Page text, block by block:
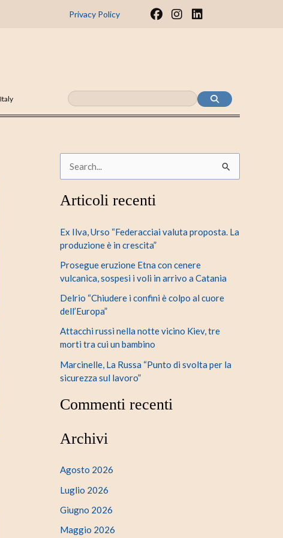
Privacy Policy
F
I
m
L
n
r
a
:
Articoli recenti
Ex Ilva, Urso “Federacciai valuta proposta. La
produzione è in crescita”
Prosegue eruzione Etna con cenere
vulcanica, sospesi i voli in arrivo a Catania
Delrio “Chiudere i confini è colpo al cuore
dell’Europa”
Attacchi russi nella notte vicino Kiev, tre
morti tra cui un bambino
Marcinelle, La Russa “Punto di svolta per la
sicurezza sul lavoro”
Commenti recenti
Archivi
Agosto 2026
Luglio 2026
Giugno 2026
Maggio 2026